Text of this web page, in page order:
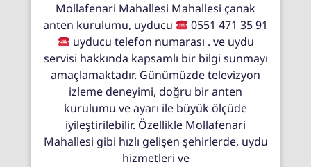
Mollafenari Mahallesi Mahallesi çanak
anten kurulumu, uyducu
0551 471 35 91
uyducu telefon numarası . ve uydu
servisi hakkında kapsamlı bir bilgi sunmayı
amaçlamaktadır. Günümüzde televizyon
izleme deneyimi, doğru bir anten
kurulumu ve ayarı ile büyük ölçüde
iyileştirilebilir. Özellikle Mollafenari
Mahallesi gibi hızlı gelişen şehirlerde, uydu
hizmetleri ve